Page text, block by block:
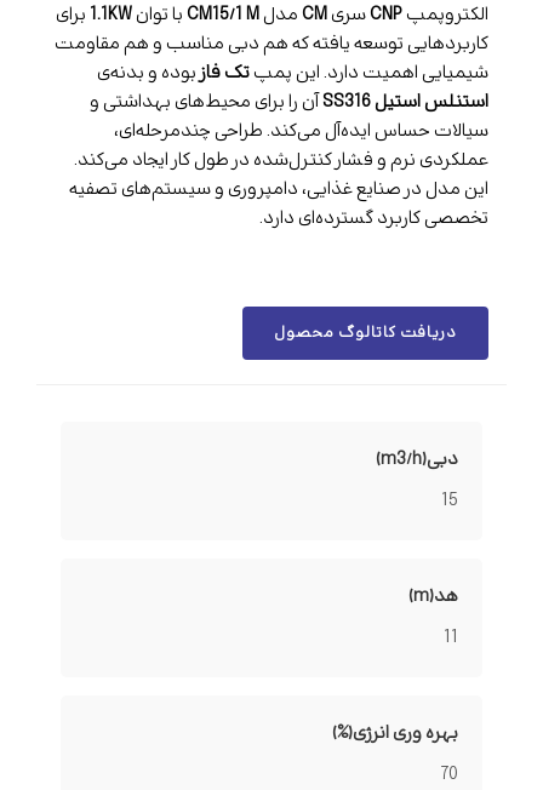
الکتروپمپCNPسریCMمدلCM15/1 Mبا توان1.1KW برای
کاربردهایی توسعه یافته که هم دبی مناسب و هم مقاومت
شیمیایی اهمیت دارد. این پمپتک فازبوده و بدنه‌ی
استنلس استیل SS316
آن را برای محیط‌های بهداشتی و
سیالات حساس ایده‌آل می‌کند. طراحی چندمرحله‌ای،
عملکردی نرم و فشار کنترل‌شده در طول کار ایجاد می‌کند.
این مدل در صنایع غذایی، دامپروری و سیستم‌های تصفیه
تخصصی کاربرد گسترده‌ای دارد.
دریافت کاتالوگ محصول
دبی(m3/h)
15
هد(m)
11
بهره وری انرژی(%)
70